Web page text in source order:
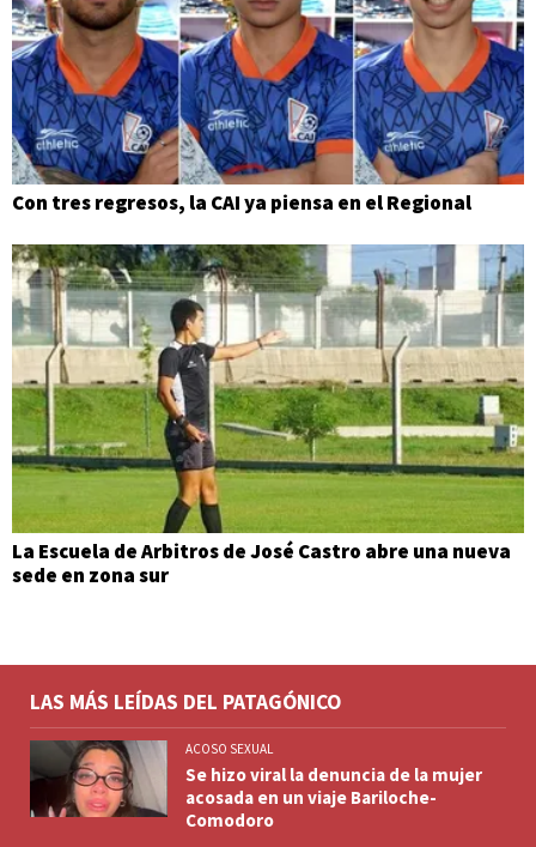
Con tres regresos, la CAI ya piensa en el Regional
La Escuela de Arbitros de José Castro abre una nueva
sede en zona sur
LAS MÁS LEÍDAS DEL PATAGÓNICO
ACOSO SEXUAL
Se hizo viral la denuncia de la mujer
acosada en un viaje Bariloche-
Comodoro